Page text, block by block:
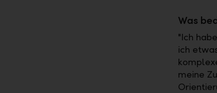
Was
"Ich
ich
meine